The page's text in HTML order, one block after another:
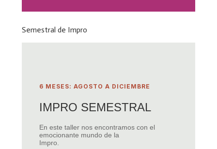
Semestral de Impro
6 MESES: AGOSTO A DICIEMBRE
IMPRO SEMESTRAL
En este taller nos encontramos con el
emocionante mundo de la
Impro.